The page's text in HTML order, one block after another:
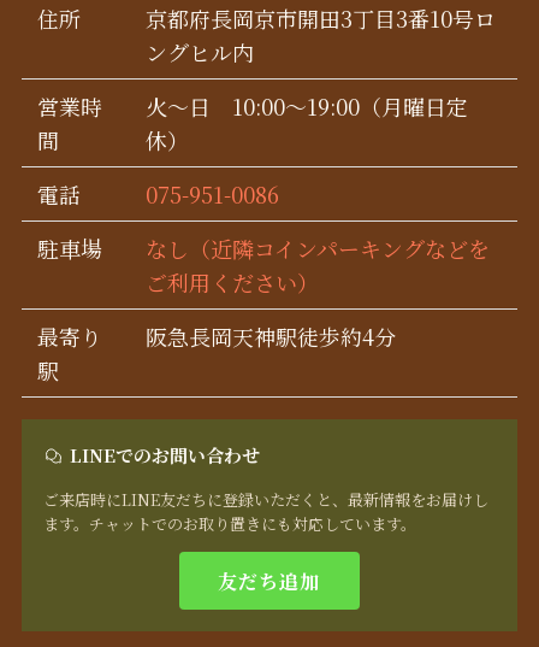
住所
京都府長岡京市開田3丁目3番10号ロ
ングヒル内
営業時
間
火〜日 10:00〜19:00（月曜日定
休）
電話
075-951-0086
駐車場
なし（近隣コインパーキングなどを
ご利用ください）
最寄り
駅
阪急長岡天神駅徒歩約4分
LINEでのお問い合わせ
ご来店時にLINE友だちに登録いただくと、最新情報をお届けし
ます。チャットでのお取り置きにも対応しています。
友だち追加